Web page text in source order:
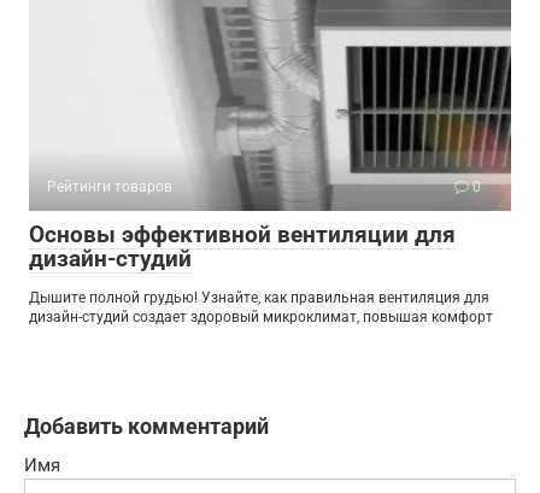
Рейтинги товаров 0
Основы эффективной вентиляции для
дизайн-студий
Дышите полной грудью! Узнайте, как правильная вентиляция для
дизайн-студий создает здоровый микроклимат, повышая комфорт
Добавить комментарий
Имя